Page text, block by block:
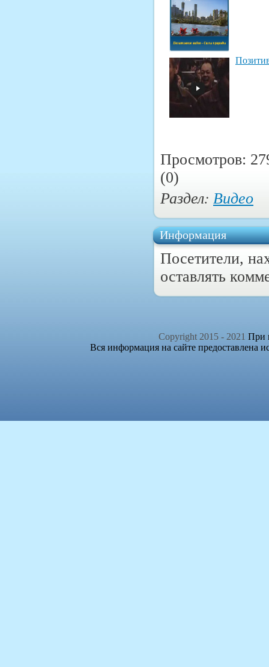
Просмотров:
(0)
Раздел: Видео
Информация
Посетители,
оставлять
Copyright 2015 - 2021 При
Вся информация на сайте предоставлена